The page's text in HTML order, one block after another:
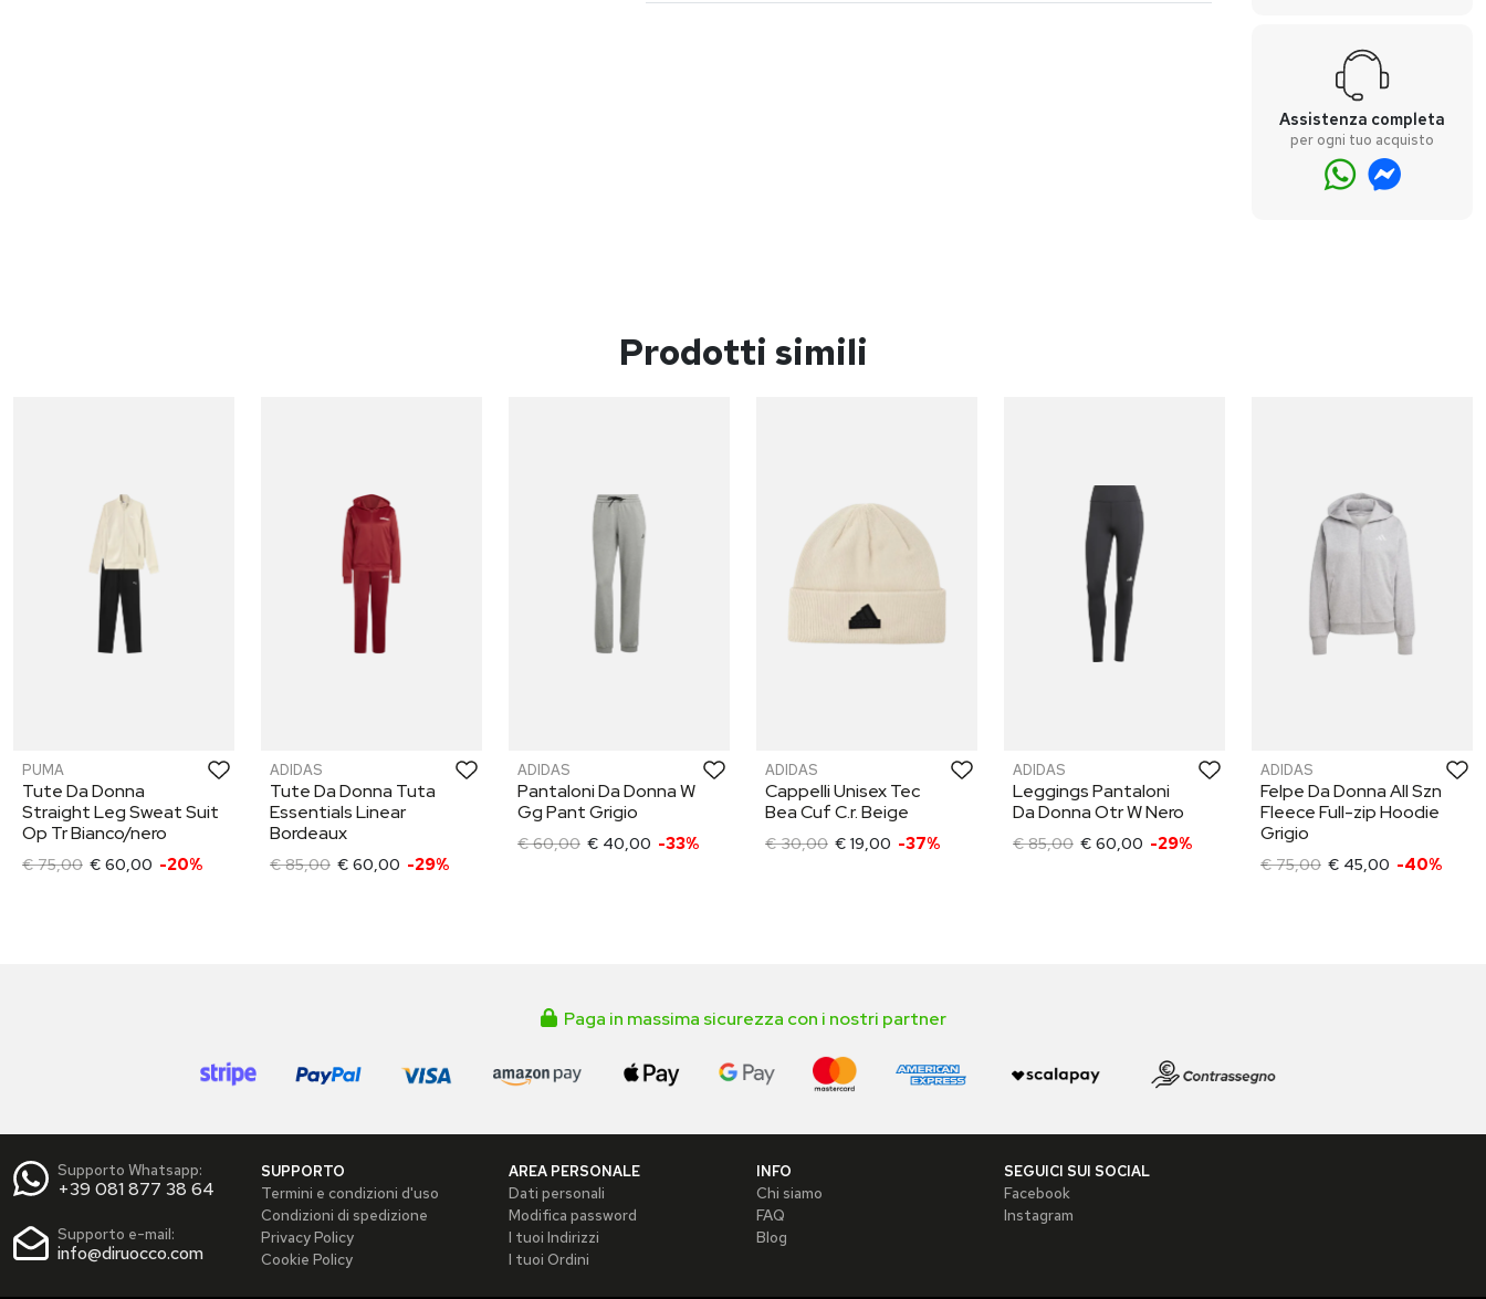
Assistenza completa
per ogni tuo acquisto
Prodotti simili
PUMA
Tute Da Donna
Straight Leg Sweat Suit
Op Tr Bianco/nero
€ 75,00 € 60,00 -20%
ADIDAS
Tute Da Donna Tuta
Essentials Linear
Bordeaux
€ 85,00 € 60,00 -29%
ADIDAS
Pantaloni Da Donna W
Gg Pant Grigio
€ 60,00 € 40,00 -33%
ADIDAS
Cappelli Unisex Tec
Bea Cuf C.r. Beige
€ 30,00 € 19,00 -37%
ADIDAS
Leggings Pantaloni
Da Donna Otr W Nero
€ 85,00 € 60,00 -29%
ADIDAS
Felpe Da Donna All Szn
Fleece Full-zip Hoodie
Grigio
€ 75,00 € 45,00 -40%
Paga in massima sicurezza con i nostri partner
Supporto Whatsapp:
+39 081 877 38 64
Supporto e-mail:
info@diruocco.com
SUPPORTO
Termini e condizioni d'uso
Condizioni di spedizione
Privacy Policy
Cookie Policy
AREA PERSONALE
Dati personali
Modifica password
I tuoi Indirizzi
I tuoi Ordini
INFO
Chi siamo
FAQ
Blog
SEGUICI SUI SOCIAL
Facebook
Instagram